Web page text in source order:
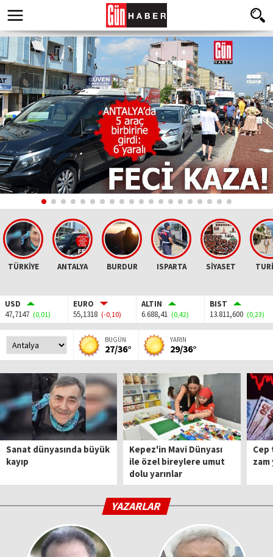
TÜRKİYE ANTALYA BURDUR ISPARTA SİYASET
USD
47,7147 (0,01)
EURO
55,1318 (-0,10)
ALTIN
6.688,41 (0,42)
BIST
13.811,600 (0,23)
BUGÜN
27/36°
YARIN
29/36°
Sanat dünyasında büyük
kayıp
Kepez'in Mavi Dünyası
ile özel bireylere umut
dolu yarınlar
zam
YAZARLAR